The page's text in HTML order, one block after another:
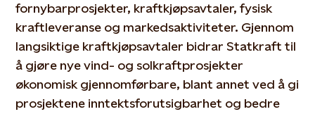
fornybarprosjekter, kraftkjøpsavtaler, fysisk
kraftleveranse og markedsaktiviteter. Gjennom
langsiktige kraftkjøpsavtaler bidrar Statkraft til
å gjøre nye vind- og solkraftprosjekter
økonomisk gjennomførbare, blant annet ved å gi
prosjektene inntektsforutsigbarhet og bedre